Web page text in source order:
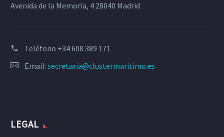
Avenida de la Memoria, 4 28040 Madrid
Teléfono +34 608 389 171
Email: secretaria@clustermaritimo.es
LEGAL